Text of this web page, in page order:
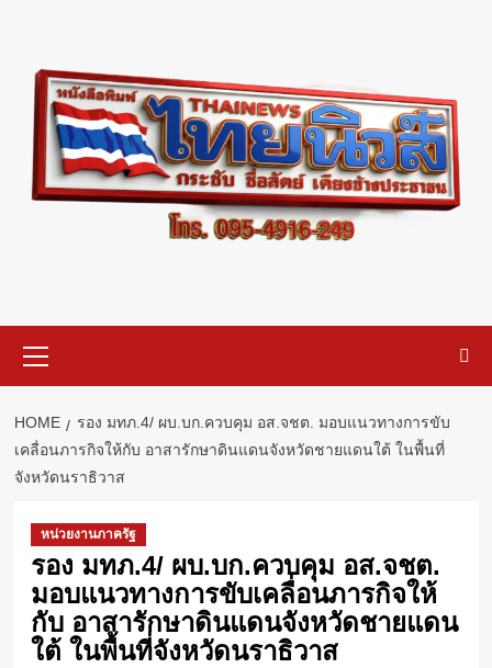
content
Menu
HOME
รอง มทภ.4/ ผบ.บก.ควบคุม อส.จชต. มอบแนวทางการขับ
เคลื่อนภารกิจให้กับ อาสารักษาดินแดนจังหวัดชายแดนใต้ ในพื้นที่
จังหวัดนราธิวาส
หน่วยงานภาครัฐ
รอง มทภ.4/ ผบ.บก.ควบคุม อส.จชต.
มอบแนวทางการขับเคลื่อนภารกิจให้
กับ อาสารักษาดินแดนจังหวัดชายแดน
ใต้ ในพื้นที่จังหวัดนราธิวาส